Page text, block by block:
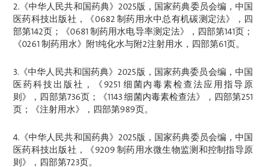
2.《中华人民共和国药典》2025版，国家药典委员会编，中国
医药科技出版社，《0682 制药用水中总有机碳测定法》，四
部第142页；《0681 制药用水电导率测定法》，四部第141页；
《0261 制药用水》附1纯化水与附2注射用水，四部第61页。
3.《中华人民共和国药典》2025版，国家药典委员会编，中国
医药科技出版社，《9251 细菌内毒素检查法应用指导原
则》，四部第736页；《1143 细菌内毒素检查法》，四部第251
页；《注射用水》，四部第989页。
4.《中华人民共和国药典》2025版，国家药典委员会编，中国
医药科技出版社，《9209 制药用水微生物监测和控制指导原
则》，四部第723页。